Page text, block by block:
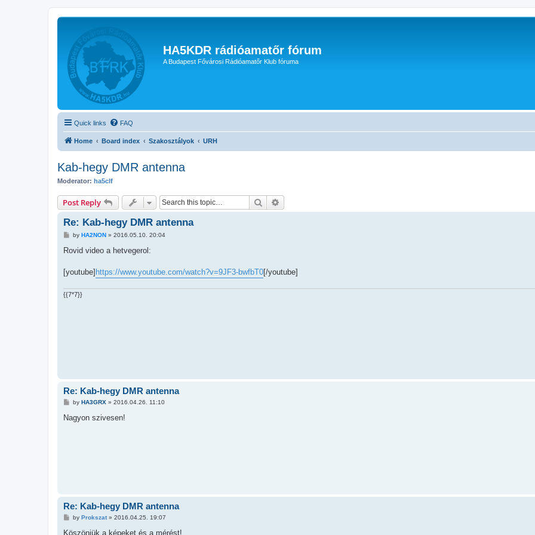
HA5KDR rádióamatőr fórum
A Budapest Fővárosi Rádióamatőr Klub fóruma
Quick links FAQ
Home Board index Szakosztályok URH
Kab-hegy DMR antenna
Moderator: ha5clf
Post Reply Search
Re: Kab-hegy DMR antenna
P
s
by HA2NON» 2016.05.10. 20:04
Rovid video a hetvegerol:
[youtube]https://www.youtube.com/watch?v=9JF3-bwfbT0[/youtube]
{{7*7}}
Re: Kab-hegy DMR antenna
P
s
by HA3GRX» 2016.04.26. 11:10
Nagyon szivesen!
Re: Kab-hegy DMR antenna
P
s
by Prokszat» 2016.04.25. 19:07
Köszönjük a képeket és a mérést!